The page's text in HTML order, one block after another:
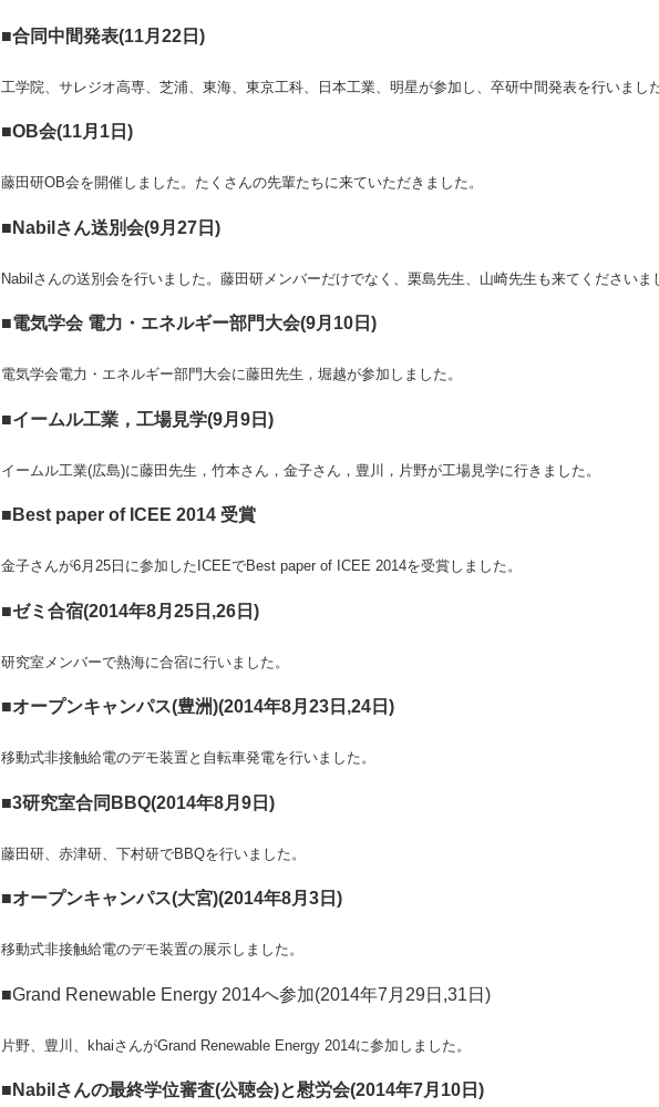
■合同中間発表(11月22日)
工学院、サレジオ高専、芝浦、東海、東京工科、日本工業、明星が参加し、卒研中間発表を行いました
■OB会(11月1日)
藤田研OB会を開催しました。たくさんの先輩たちに来ていただきました。
■Nabilさん送別会(9月27日)
Nabilさんの送別会を行いました。藤田研メンバーだけでなく、栗島先生、山崎先生も来てくださいま
■電気学会 電力・エネルギー部門大会(9月10日)
電気学会電力・エネルギー部門大会に藤田先生，堀越が参加しました。
■イームル工業，工場見学(9月9日)
イームル工業(広島)に藤田先生，竹本さん，金子さん，豊川，片野が工場見学に行きました。
■Best paper of ICEE 2014 受賞
金子さんが6月25日に参加したICEEでBest paper of ICEE 2014を受賞しました。
■ゼミ合宿(2014年8月25日,26日)
研究室メンバーで熱海に合宿に行いました。
■オープンキャンパス(豊洲)(2014年8月23日,24日)
移動式非接触給電のデモ装置と自転車発電を行いました。
■3研究室合同BBQ(2014年8月9日)
藤田研、赤津研、下村研でBBQを行いました。
■オープンキャンパス(大宮)(2014年8月3日)
移動式非接触給電のデモ装置の展示しました。
■Grand Renewable Energy 2014へ参加(2014年7月29日,31日)
片野、豊川、khaiさんがGrand Renewable Energy 2014に参加しました。
■Nabilさんの最終学位審査(公聴会)と慰労会(2014年7月10日)